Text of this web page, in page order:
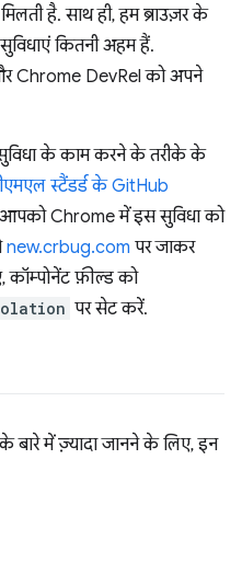
है. साथ ही, हम ब्राउज़र के
कितनी अहम हैं.
Chrome DevRel को अपने
के काम करने के तरीके के
स्टैंडर्ड के GitHub
Chrome में इस सुविधा को
new.crbug.com पर जाकर
फ़ील्ड को
पर सेट करें.
में ज़्यादा जानने के लिए, इन